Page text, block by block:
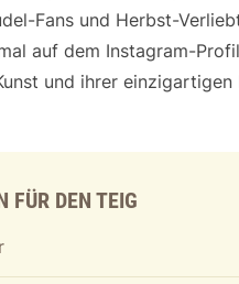
Fans und Herbst-
auf dem Instagram-
und ihrer einzigartigen
FÜR DEN TEIG